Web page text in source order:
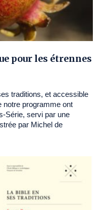
pour les étrennes
traditions, et accessible
notre programme ont
Série, servi par une
par Michel de